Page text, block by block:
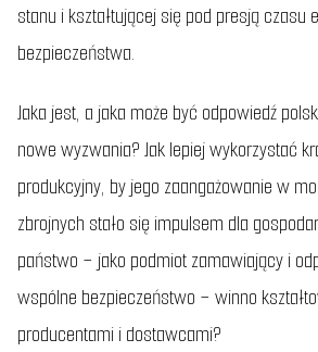
stanu i kształtującej się pod presją czasu
bezpieczeństwa.
Jaka jest, a jaka może być odpowiedź
nowe wyzwania? Jak lepiej wykorzystać
produkcyjny, by jego zaangażowanie w
zbrojnych stało się impulsem dla
państwo – jako podmiot zamawiający i
wspólne bezpieczeństwo – winno
producentami i dostawcami?